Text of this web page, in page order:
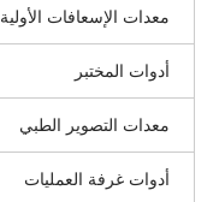
معدات الإسعافات الأولية
أدوات المختبر
معدات التصوير الطبي
أدوات غرفة العمليات